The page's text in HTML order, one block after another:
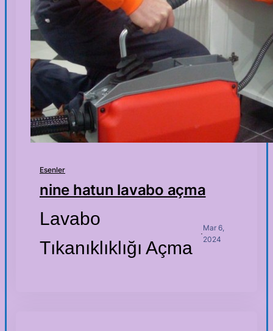
Esenler
nine hatun lavabo açma
Lavabo
Tıkanıklıklığı Açma
·
Mar 6,
2024